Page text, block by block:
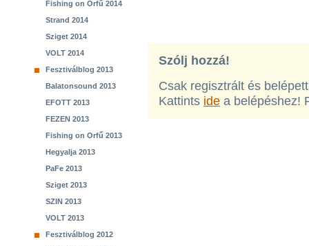
Fishing on Orfű 2014
Strand 2014
Sziget 2014
VOLT 2014
Fesztiválblog 2013
Balatonsound 2013
EFOTT 2013
FEZEN 2013
Fishing on Orfű 2013
Hegyalja 2013
PaFe 2013
Sziget 2013
SZIN 2013
VOLT 2013
Fesztiválblog 2012
Szólj hozzá!
Csak regisztrált és
Kattints ide a belépéshez!